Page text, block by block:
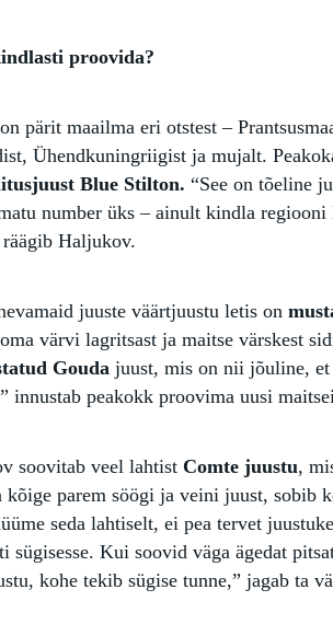
proovida?
pärit maailma eri otstest –
Ühendkuningriigist ja mujalt.
Blue Stilton. “See on tõeline
number üks – ainult kindla
räägib Haljukov.
juuste väärtjuustu letis on
värvi lagritsast ja maitse värskest
Gouda juust, mis on nii jõuline, et
innustab peakokk proovima uusi
soovitab veel lahtist Comte juustu,
kõige parem söögi ja veini juust, sobib
seda lahtiselt, ei pea tervet
sügisesse. Kui soovid väga ägedat
kohe tekib sügise tunne,” jagab ta